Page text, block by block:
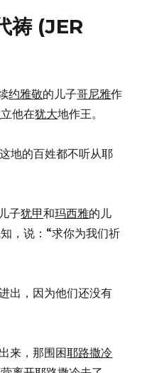
祷 (JER
约雅敬的儿子哥尼雅作
立他在犹大地作王。
地的百姓都不听从耶
子犹甲和玛西雅的儿
，说：“求你为我们祈
出，因为他们还没有
出来，那围困耶路撒冷